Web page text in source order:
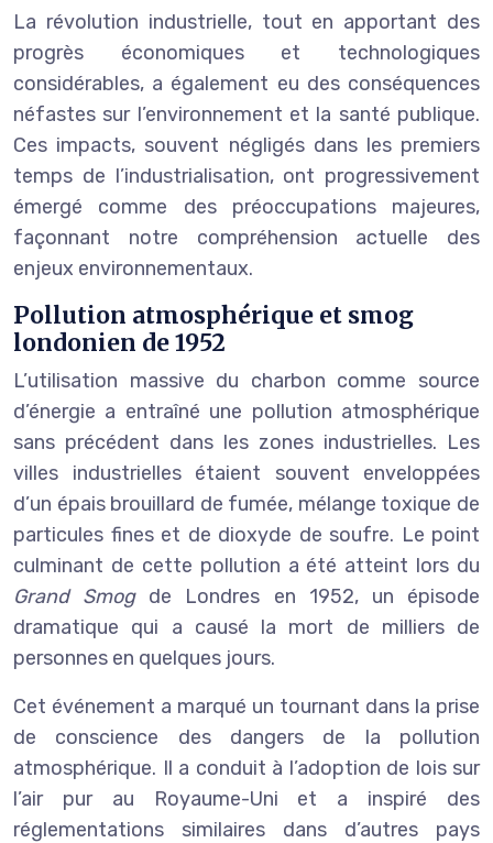
La révolution industrielle, tout en apportant des
progrès économiques et technologiques
considérables, a également eu des conséquences
néfastes sur l’environnement et la santé publique.
Ces impacts, souvent négligés dans les premiers
temps de l’industrialisation, ont progressivement
émergé comme des préoccupations majeures,
façonnant notre compréhension actuelle des
enjeux environnementaux.
Pollution atmosphérique et smog
londonien de 1952
L’utilisation massive du charbon comme source
d’énergie a entraîné une pollution atmosphérique
sans précédent dans les zones industrielles. Les
villes industrielles étaient souvent enveloppées
d’un épais brouillard de fumée, mélange toxique de
particules fines et de dioxyde de soufre. Le point
culminant de cette pollution a été atteint lors du
Grand Smog de Londres en 1952, un épisode
dramatique qui a causé la mort de milliers de
personnes en quelques jours.
Cet événement a marqué un tournant dans la prise
de conscience des dangers de la pollution
atmosphérique. Il a conduit à l’adoption de lois sur
l’air pur au Royaume-Uni et a inspiré des
réglementations similaires dans d’autres pays